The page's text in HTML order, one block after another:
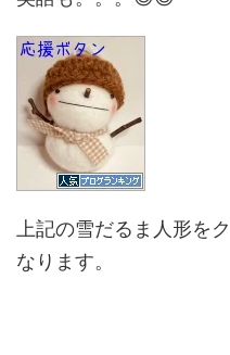
上記の雪だるま人形を
なります。